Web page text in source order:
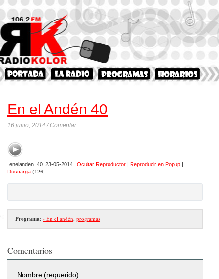
En el Andén 40
16 junio, 2014 /Comentar
enelanden_40_23-05-2014 Ocultar Reproductor| Reproducir en Popup|
Descarga (126)
Programa: - En el andén programas
Comentarios
Nombre (requerido)